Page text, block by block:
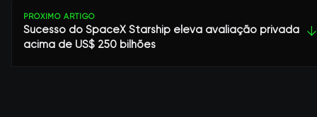
PRÓXIMO ARTIGO
Sucesso do SpaceX Starship eleva avaliação privada
acima de US$ 250 bilhões
↓